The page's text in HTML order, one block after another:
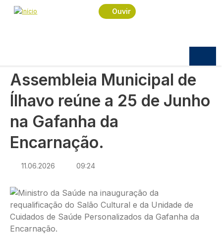
Passar para o conteúdo principal
Ouvir
Navegação estrutural
Início
Política
Assembleia Municipal de Ílhavo reúne a 25 de
Assembleia Municipal de
Ílhavo reúne a 25 de Junho
na Gafanha da
Encarnação.
11.06.2026 09:24
Imagem